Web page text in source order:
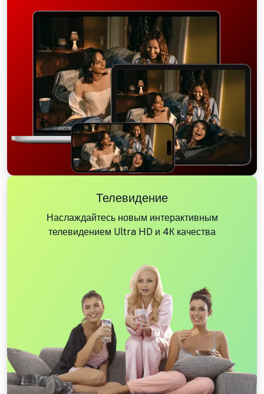
Телевидение
Наслаждайтесь новым интерактивным
телевидением Ultra HD и 4К качества